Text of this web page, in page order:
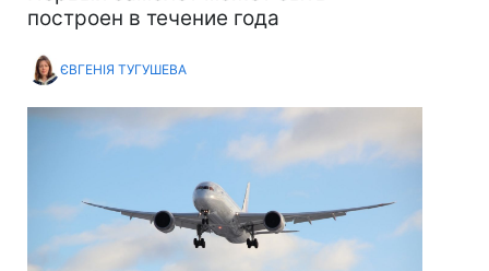
построен в течение года
ЄВГЕНІЯ ТУГУШЕВА